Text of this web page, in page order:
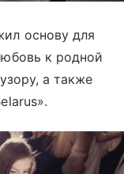
основу для
к родной
а также